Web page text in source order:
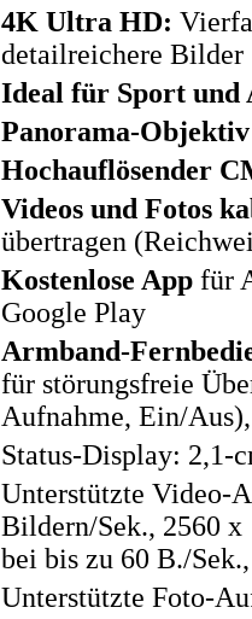
4K Ultra HD:
detailreichere Bilder
Ideal für Sport und
Panorama-
Hochauflösender
Videos und Fotos
übertragen
Kostenlose App für
Google Play
Armband-
für störungsfreie
Aufnahme, Ein/
Status-Display: 2,1-
Unterstützte Video-
Bildern/Sek., 2560
bei bis zu 60 B./
Unterstützte Foto-